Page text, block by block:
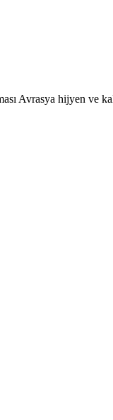
Avrasya hijyen ve